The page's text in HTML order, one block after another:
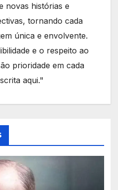
novas histórias e
tornando cada
única e envolvente.
e o respeito ao
prioridade em cada
aqui."